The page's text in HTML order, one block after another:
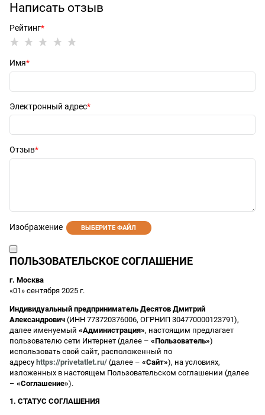
Написать отзыв
Рейтинг
Имя
Электронный адрес
Отзыв
Изображение ВЫБЕРИТЕ ФАЙЛ
ПОЛЬЗОВАТЕЛЬСКОЕ СОГЛАШЕНИЕ
г. Москва
«01» сентября 2025 г.
Индивидуальный предприниматель Десятов Дмитрий
Александрович (ИНН 773720376006, ОГРНИП 304770000123791),
далее именуемый «Администрация», настоящим предлагает
пользователю сети Интернет (далее – «Пользователь»)
использовать свой сайт, расположенный по
адресу https://privetatlet.ru/ (далее – «Сайт»), на условиях,
изложенных в настоящем Пользовательском соглашении (далее
– «Соглашение»).
1. СТАТУС СОГЛАШЕНИЯ